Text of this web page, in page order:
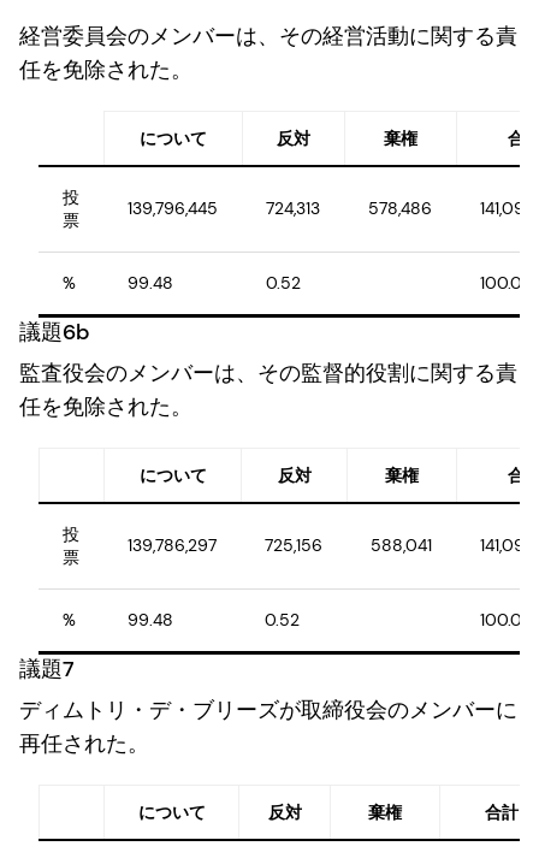
経営委員会のメンバーは、その経営活動に関する責
任を免除された。
について 反対 棄権 合
投
票
139,796,445 724,313 578,486
% 99.48 0.52 100.00
議題6b
監査役会のメンバーは、その監督的役割に関する責
任を免除された。
について 反対 棄権 合
投
票
139,786,297 725,156 588,041
% 99.48 0.52 100.00
議題7
ディムトリ・デ・ブリーズが取締役会のメンバーに
再任された。
について 反対 棄権 合計